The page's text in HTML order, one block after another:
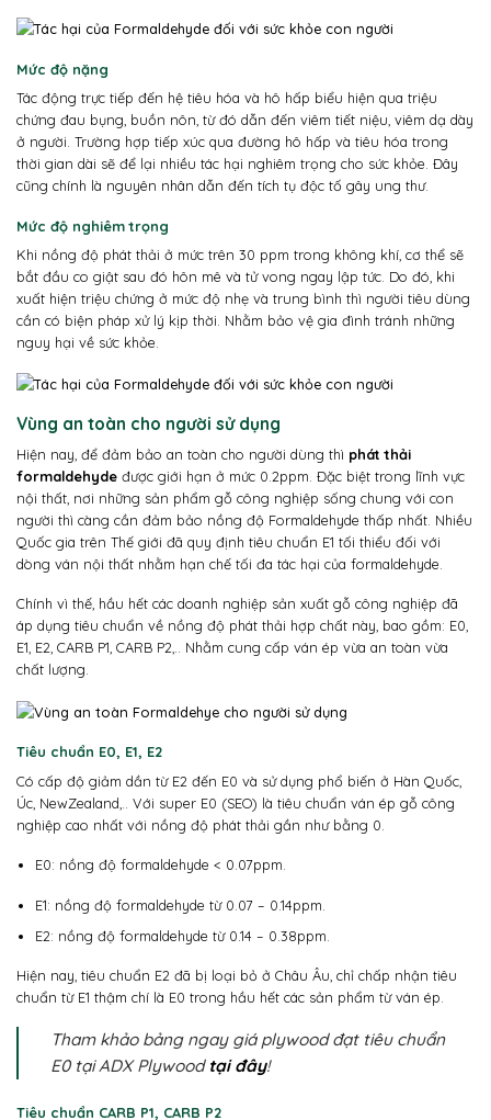
Mức độ nặng
Tác động trực tiếp đến hệ tiêu hóa và hô hấp biểu hiện qua triệu
chứng đau bụng, buồn nôn, từ đó dẫn đến viêm tiết niệu, viêm dạ dày
ở người. Trường hợp tiếp xúc qua đường hô hấp và tiêu hóa trong
thời gian dài sẽ để lại nhiều tác hại nghiêm trọng cho sức khỏe. Đây
cũng chính là nguyên nhân dẫn đến tích tụ độc tố gây ung thư.
Mức độ nghiêm trọng
Khi nồng độ phát thải ở mức trên 30 ppm trong không khí, cơ thể sẽ
bắt đầu co giật sau đó hôn mê và tử vong ngay lập tức. Do đó, khi
xuất hiện triệu chứng ở mức độ nhẹ và trung bình thì người tiêu dùng
cần có biện pháp xử lý kịp thời. Nhằm bảo vệ gia đình tránh những
nguy hại về sức khỏe.
Vùng an toàn cho người sử dụng
Hiện nay, để đảm bảo an toàn cho người dùng thì phát thải
formaldehyde được giới hạn ở mức 0.2ppm. Đặc biệt trong lĩnh vực
nội thất, nơi những sản phẩm gỗ công nghiệp sống chung với con
người thì càng cần đảm bảo nồng độ Formaldehyde thấp nhất. Nhiều
Quốc gia trên Thế giới đã quy định tiêu chuẩn E1 tối thiểu đối với
dòng ván nội thất nhằm hạn chế tối đa tác hại của formaldehyde.
Chính vì thế, hầu hết các doanh nghiệp sản xuất gỗ công nghiệp đã
áp dụng tiêu chuẩn về nồng độ phát thải hợp chất này, bao gồm: E0,
E1, E2, CARB P1, CARB P2,.. Nhằm cung cấp ván ép vừa an toàn vừa
chất lượng.
Tiêu chuẩn E0, E1, E2
Có cấp độ giảm dần từ E2 đến E0 và sử dụng phổ biến ở Hàn Quốc,
Úc, NewZealand,.. Với super E0 (SEO) là tiêu chuẩn ván ép gỗ công
nghiệp cao nhất với nồng độ phát thải gần như bằng 0.
E0: nồng độ formaldehyde < 0.07ppm.
E1: nồng độ formaldehyde từ 0.07 – 0.14ppm.
E2: nồng độ formaldehyde từ 0.14 – 0.38ppm.
Hiện nay, tiêu chuẩn E2 đã bị loại bỏ ở Châu Âu, chỉ chấp nhận tiêu
chuẩn từ E1 thậm chí là E0 trong hầu hết các sản phẩm từ ván ép.
Tham khảo bảng ngay giá plywood đạt tiêu chuẩn
E0 tại ADX Plywood tại đây!
Tiêu chuẩn CARB P1, CARB P2